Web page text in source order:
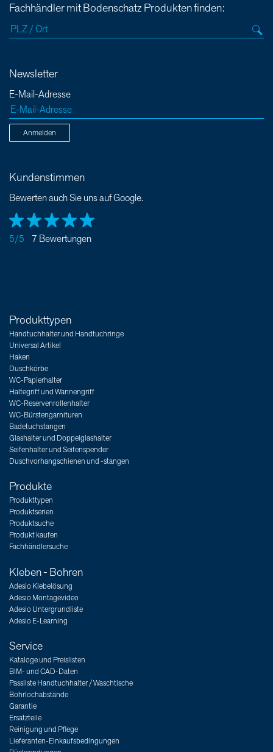
Fachhändler mit Bodenschatz Produkten finden:
Newsletter
E-Mail-Adresse
Anmelden
Kundenstimmen
Bewerten auch Sie uns auf Google.
5/5 7 Bewertungen
Produkttypen
Handtuchhalter und Handtuchringe
Universal Artikel
Haken
Duschkörbe
WC-Papierhalter
Haltegriff und Wannengriff
WC-Reservenrollenhalter
WC-Bürstengarnituren
Badetuchstangen
Glashalter und Doppelglashalter
Seifenhalter und Seifenspender
Duschvorhangschienen und -stangen
Produkte
Produkttypen
Produktserien
Produktsuche
Produkt kaufen
Fachhändlersuche
Kleben - Bohren
Adesio Klebelösung
Adesio Montagevideo
Adesio Untergrundliste
Adesio E-Learning
Service
Kataloge und Preislisten
BIM- und CAD-Daten
Passliste Handtuchhalter / Waschtische
Bohrlochabstände
Garantie
Ersatzteile
Reinigung und Pflege
Lieferanten-Einkaufsbedingungen